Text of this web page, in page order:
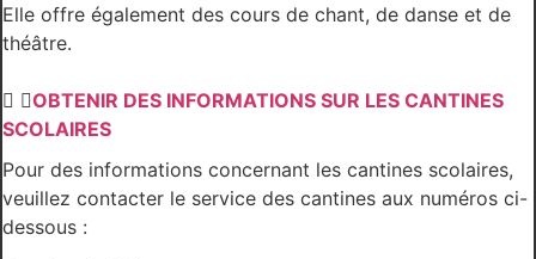
Elle offre également des cours de chant, de danse et de
théâtre.
OBTENIR DES INFORMATIONS SUR LES CANTINES
SCOLAIRES
Pour des informations concernant les cantines scolaires,
veuillez contacter le service des cantines aux numéros ci-
dessous :